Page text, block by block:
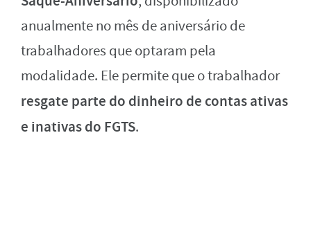
anualmente no mês de aniversário de
trabalhadores que optaram pela
modalidade. Ele permite que o trabalhador
resgate parte do dinheiro de contas ativas
e inativas do FGTS.